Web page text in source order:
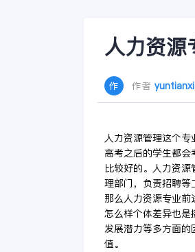
人力资源
作者
人力资源管理这个专
高考之后的学生都
比较好的。人力资
理部门，负责招聘等
那么人力资源专业
怎么样个体差异也是
发展潜力等多方面
值。